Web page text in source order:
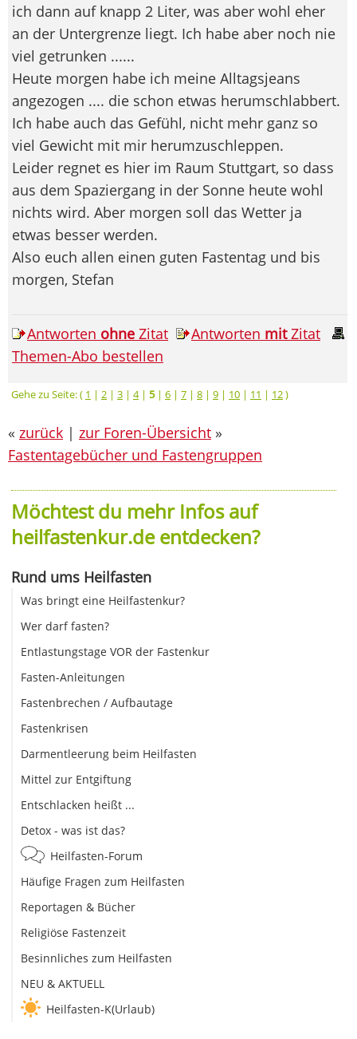
ich dann auf knapp 2 Liter, was aber wohl eher
an der Untergrenze liegt. Ich habe aber noch nie
viel getrunken ......
Heute morgen habe ich meine Alltagsjeans
angezogen .... die schon etwas herumschlabbert.
Ich habe auch das Gefühl, nicht mehr ganz so
viel Gewicht mit mir herumzuschleppen.
Leider regnet es hier im Raum Stuttgart, so dass
aus dem Spaziergang in der Sonne heute wohl
nichts wird. Aber morgen soll das Wetter ja
etwas besser werden.
Also euch allen einen guten Fastentag und bis
morgen, Stefan
Antworten ohne Zitat Antworten mitZitat
Themen-Abo bestellen
Gehe zu Seite: ( 1 | 2 | 3 | 4| 5| 6 | 7 | 8 | 9 | 10 | 11 | 12)
« zurück | zur Foren-Übersicht »
Fastentagebücher und Fastengruppen
Möchtest du mehr Infos auf
heilfastenkur.de entdecken?
Rund ums Heilfasten
Was bringt eine Heilfastenkur?
Wer darf fasten?
Entlastungstage VOR der Fastenkur
Fasten-Anleitungen
Fastenbrechen / Aufbautage
Fastenkrisen
Darmentleerung beim Heilfasten
Mittel zur Entgiftung
Entschlacken heißt ...
Detox - was ist das?
Heilfasten-Forum
Häufige Fragen zum Heilfasten
Reportagen & Bücher
Religiöse Fastenzeit
Besinnliches zum Heilfasten
NEU & AKTUELL
Heilfasten-K(Urlaub)